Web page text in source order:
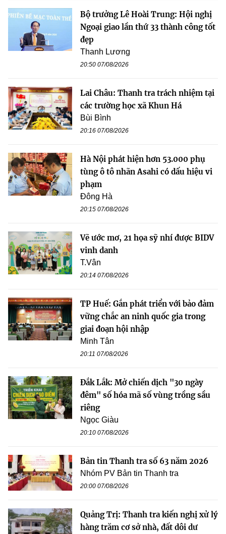
Bộ trưởng Lê Hoài Trung: Hội nghị
Ngoại giao lần thứ 33 thành công tốt
đẹp
Thanh Lương
20:50 07/08/2026
Lai Châu: Thanh tra trách nhiệm tại
các trường học xã Khun Há
Bùi Bình
20:16 07/08/2026
Hà Nội phát hiện hơn 53.000 phụ
tùng ô tô nhãn Asahi có dấu hiệu vi
phạm
Đông Hà
20:15 07/08/2026
Vẽ ước mơ, 21 họa sỹ nhí được BIDV
vinh danh
T.Vân
20:14 07/08/2026
TP Huế: Gắn phát triển với bảo đảm
vững chắc an ninh quốc gia trong
giai đoạn hội nhập
Minh Tân
20:11 07/08/2026
Đắk Lắk: Mở chiến dịch "30 ngày
đêm" số hóa mã số vùng trồng sầu
riêng
Ngọc Giàu
20:10 07/08/2026
Bản tin Thanh tra số 63 năm 2026
Nhóm PV Bản tin Thanh tra
20:00 07/08/2026
Quảng Trị: Thanh tra kiến nghị xử lý
hàng trăm cơ sở nhà, đất dôi dư